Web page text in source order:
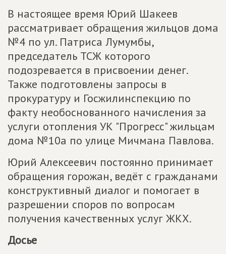
В настоящее время Юрий Шакеев
рассматривает обращения жильцов дома
№4 по ул. Патриса Лумумбы,
председатель ТСЖ которого
подозревается в присвоении денег.
Также подготовлены запросы в
прокуратуру и Госжилинспекцию по
факту необоснованного начисления за
услуги отопления УК "Прогресс" жильцам
дома №10а по улице Мичмана Павлова.
Юрий Алексеевич постоянно принимает
обращения горожан, ведёт с гражданами
конструктивный диалог и помогает в
разрешении споров по вопросам
получения качественных услуг ЖКХ.
Досье